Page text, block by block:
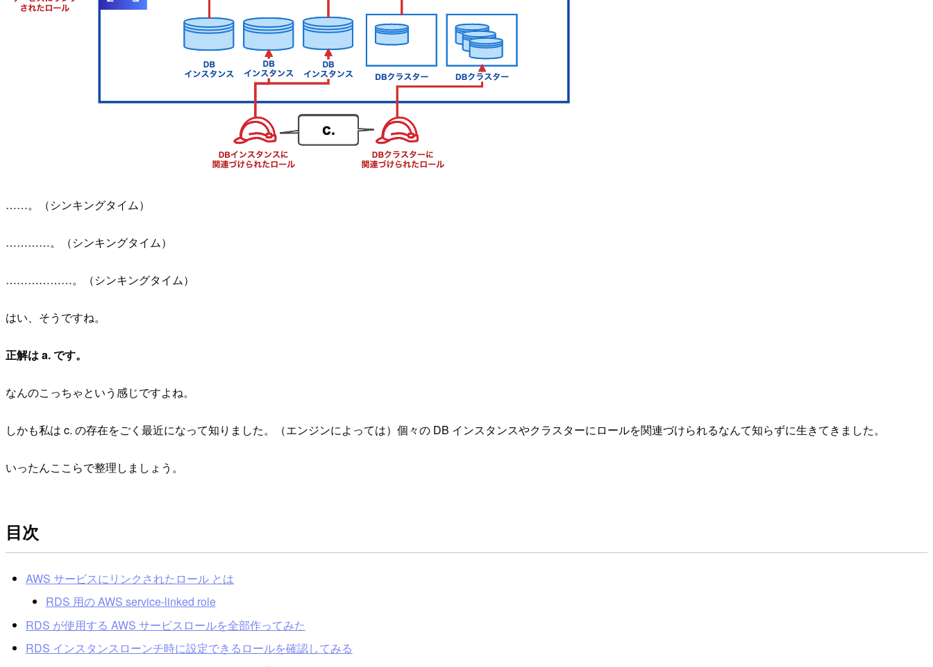
……。（シンキングタイム）
…………。（シンキングタイム）
………………。（シンキングタイム）
はい、そうですね。
正解は a. です。
なんのこっちゃという感じですよね。
しかも私は c. の存在をごく最近になって知りました。（エンジンによっては）個々の DB インスタンスやクラスターにロールを関連づけられるなんて知らずに生きてきました。
いったんここらで整理しましょう。
目次
AWS サービスにリンクされたロール とは
RDS 用の AWS service-linked role
RDS が使用する AWS サービスロールを全部作ってみた
RDS インスタンスローンチ時に設定できるロールを確認してみる